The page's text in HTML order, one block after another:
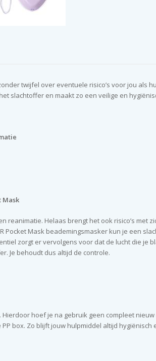
twijfel over eventuele risico’s voor jou als
slachtoffer en maakt zo een veilige en
Mask
reanimatie. Helaas brengt het ook risico’s met
Pocket Mask beademingsmasker kun je een
zorgt er vervolgens voor dat de lucht die je
Je behoudt dus altijd de controle.
. Hierdoor hoef je na gebruik geen compleet
box. Zo blijft jouw hulpmiddel altijd hygiënisch